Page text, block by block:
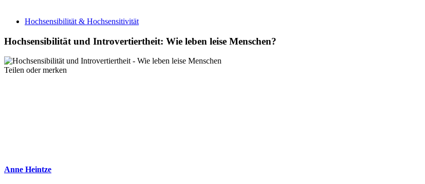
Hochsensibilität & Hochsensitivität
Hochsensibilität und Introvertiertheit: Wie leben leise Menschen?
Teilen oder merken
Anne Heintze